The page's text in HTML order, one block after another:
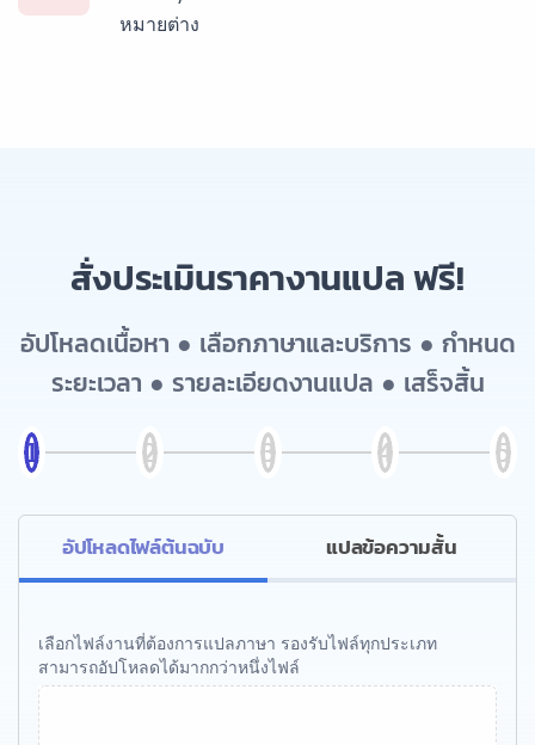
หมายต่าง
สั่งประเมินราคางานแปล ฟรี!
อัปโหลดเนื้อหา ● เลือกภาษาและบริการ ● กำหนด
ระยะเวลา ● รายละเอียดงานแปล ● เสร็จสิ้น
อัปโหลดไฟล์ต้นฉบับ แปลข้อความสั้น
เลือกไฟล์งานที่ต้องการแปลภาษา รองรับไฟล์ทุกประเภท
สามารถอัปโหลดได้มากกว่าหนึ่งไฟล์